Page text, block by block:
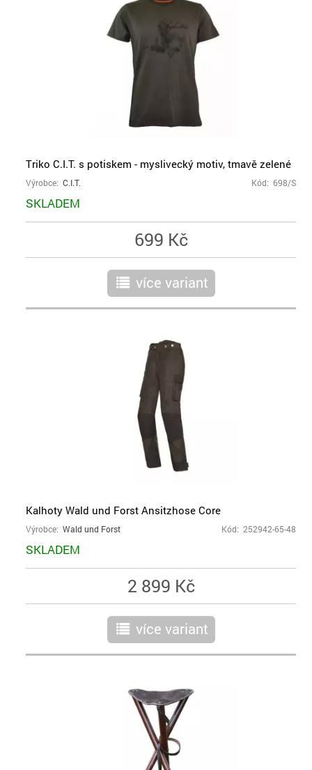
Triko C.I.T. s potiskem - myslivecký motiv, tmavě zelené
Výrobce: C.I.T. Kód: 698/S
SKLADEM
699 Kč
r více variant
Kalhoty Wald und Forst Ansitzhose Core
Výrobce: Wald und Forst Kód: 252942-65-48
SKLADEM
2 899 Kč
r více variant